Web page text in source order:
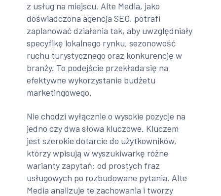
z usług na miejscu. Alte Media, jako
doświadczona agencja SEO, potrafi
zaplanować działania tak, aby uwzględniały
specyfikę lokalnego rynku, sezonowość
ruchu turystycznego oraz konkurencję w
branży. To podejście przekłada się na
efektywne wykorzystanie budżetu
marketingowego.
Nie chodzi wyłącznie o wysokie pozycje na
jedno czy dwa słowa kluczowe. Kluczem
jest szerokie dotarcie do użytkowników,
którzy wpisują w wyszukiwarkę różne
warianty zapytań: od prostych fraz
usługowych po rozbudowane pytania. Alte
Media analizuje te zachowania i tworzy